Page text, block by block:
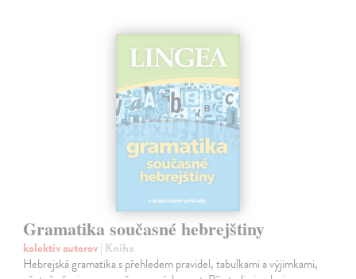
Gramatika současné hebrejštiny
kolektív autorov| Kniha
Hebrejská gramatika s přehledem pravidel, tabulkami a výjimkami,